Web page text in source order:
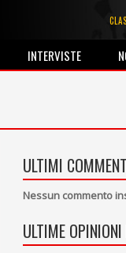
INTERVISTE
ULTIMI
Nessun commento
ULTIME